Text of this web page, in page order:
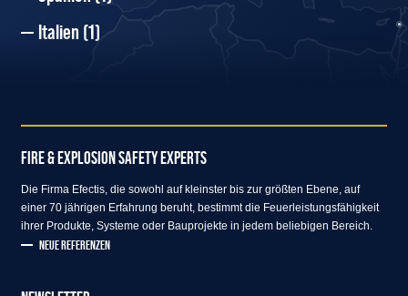
Italien (1)
FIRE & EXPLOSION SAFETY EXPERTS
Die Firma Efectis, die sowohl auf kleinster bis zur größten Ebene, auf
einer 70 jährigen Erfahrung beruht, bestimmt die Feuerleistungsfähigkeit
ihrer Produkte, Systeme oder Bauprojekte in jedem beliebigen Bereich.
NEUE REFERENZEN